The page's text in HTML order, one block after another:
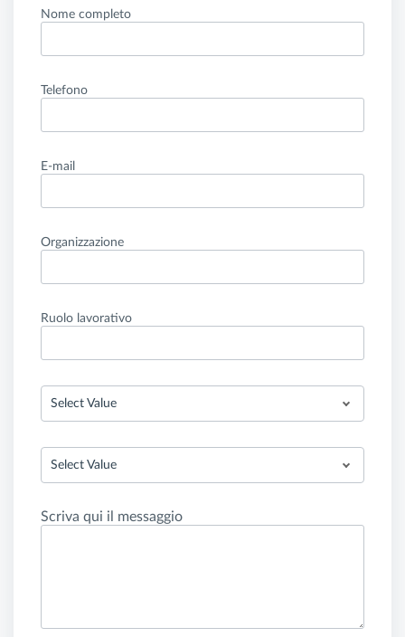
Nome completo
Telefono
E-mail
Organizzazione
Ruolo lavorativo
Select Value
Select Value
Scriva qui il messaggio